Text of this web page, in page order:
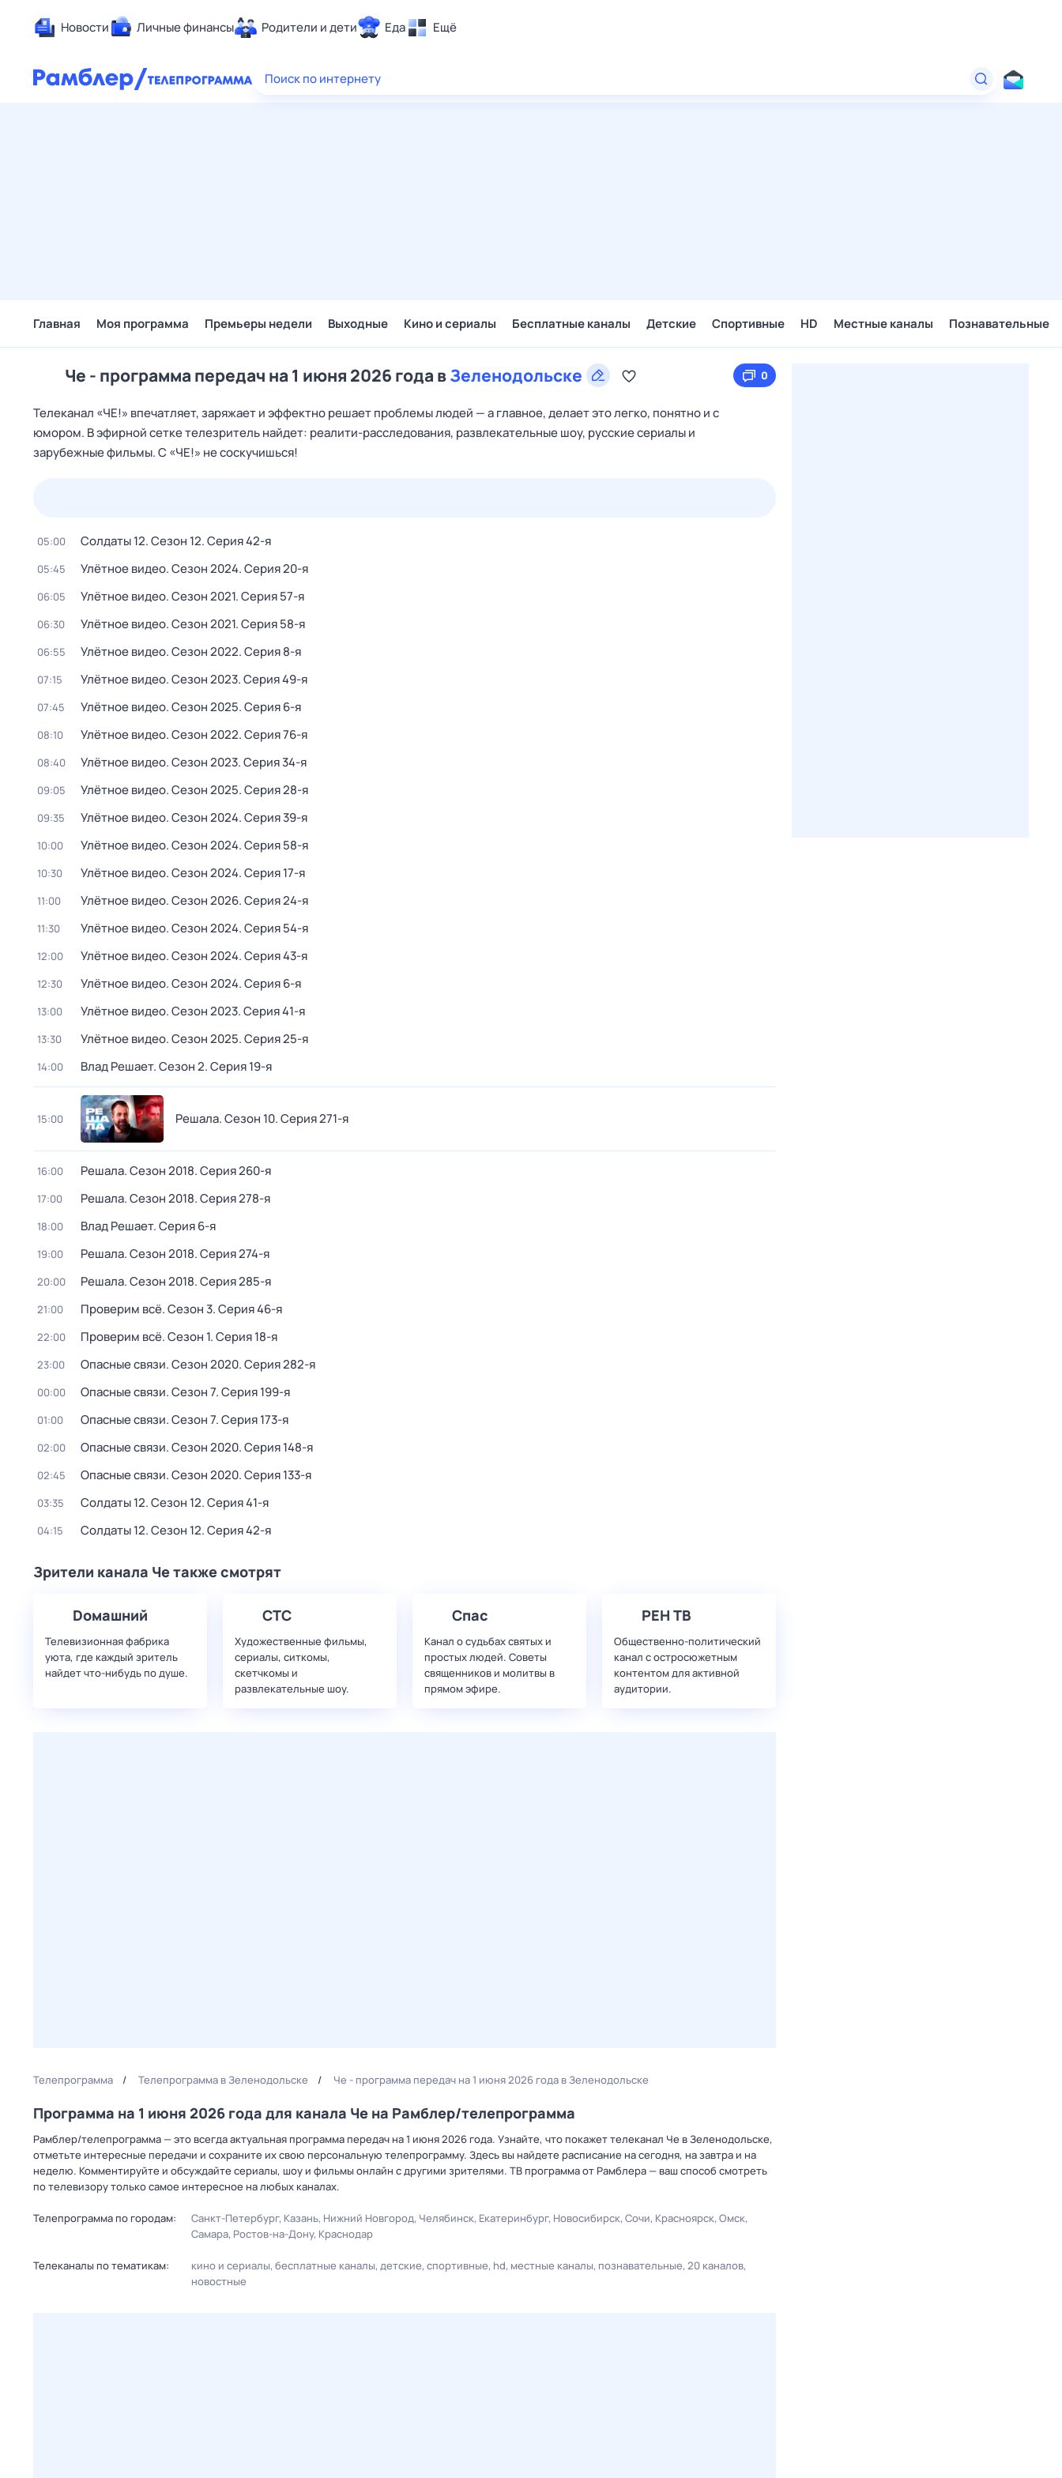
Новости Личные финансы Родители и дети Еда Ещё
Здоровье
Поиск по интернету
Главная Моя программа Премьеры недели Выходные Кино и сериалы Бесплатные каналы Детские Спортивные HD Местные каналы Познавательные
Че - программа передач на 1 июня 2026 года вЗеленодольске 0
Телеканал «ЧЕ!» впечатляет, заряжает и эффектно решает проблемы людей — а главное, делает это легко, понятно и с
юмором. В эфирной сетке телезритель найдет: реалити-расследования, развлекательные шоу, русские сериалы и
зарубежные фильмы. С «ЧЕ!» не соскучишься!
05:00 Солдаты 12. Сезон 12. Серия 42-я
05:45 Улётное видео. Сезон 2024. Серия 20-я
06:05 Улётное видео. Сезон 2021. Серия 57-я
06:30 Улётное видео. Сезон 2021. Серия 58-я
06:55 Улётное видео. Сезон 2022. Серия 8-я
07:15 Улётное видео. Сезон 2023. Серия 49-я
07:45 Улётное видео. Сезон 2025. Серия 6-я
08:10 Улётное видео. Сезон 2022. Серия 76-я
08:40 Улётное видео. Сезон 2023. Серия 34-я
09:05 Улётное видео. Сезон 2025. Серия 28-я
09:35 Улётное видео. Сезон 2024. Серия 39-я
10:00 Улётное видео. Сезон 2024. Серия 58-я
10:30 Улётное видео. Сезон 2024. Серия 17-я
11:00 Улётное видео. Сезон 2026. Серия 24-я
11:30 Улётное видео. Сезон 2024. Серия 54-я
12:00 Улётное видео. Сезон 2024. Серия 43-я
12:30 Улётное видео. Сезон 2024. Серия 6-я
13:00 Улётное видео. Сезон 2023. Серия 41-я
13:30 Улётное видео. Сезон 2025. Серия 25-я
14:00 Влад Решает. Сезон 2. Серия 19-я
15:00 Решала. Сезон 10. Серия 271-я
16:00 Решала. Сезон 2018. Серия 260-я
17:00 Решала. Сезон 2018. Серия 278-я
18:00 Влад Решает. Серия 6-я
19:00 Решала. Сезон 2018. Серия 274-я
20:00 Решала. Сезон 2018. Серия 285-я
21:00 Проверим всё. Сезон 3. Серия 46-я
22:00 Проверим всё. Сезон 1. Серия 18-я
23:00 Опасные связи. Сезон 2020. Серия 282-я
00:00 Опасные связи. Сезон 7. Серия 199-я
01:00 Опасные связи. Сезон 7. Серия 173-я
02:00 Опасные связи. Сезон 2020. Серия 148-я
02:45 Опасные связи. Сезон 2020. Серия 133-я
03:35 Солдаты 12. Сезон 12. Серия 41-я
04:15 Солдаты 12. Сезон 12. Серия 42-я
Зрители канала Че также смотрят
Dомашний
Телевизионная фабрика
уюта, где каждый зритель
найдет что‑нибудь по душе.
СТС
Художественные фильмы,
сериалы, ситкомы,
скетчкомы и
развлекательные шоу.
Спас
Канал о судьбах святых и
простых людей. Советы
священников и молитвы в
прямом эфире.
РЕН ТВ
Общественно-политический
канал с остросюжетным
контентом для активной
аудитории.
Телепрограмма Телепрограмма в Зеленодольске Че - программа передач на 1 июня 2026 года в Зеленодольске
Программа на 1 июня 2026 года для канала Че на Рамблер/телепрограмма
Рамблер/телепрограмма — это всегда актуальная программа передач на 1 июня 2026 года. Узнайте, что покажет телеканал Че в Зеленодольске,
отметьте интересные передачи и сохраните их свою персональную телепрограмму. Здесь вы найдете расписание на сегодня, на завтра и на
неделю. Комментируйте и обсуждайте сериалы, шоу и фильмы онлайн с другими зрителями. ТВ программа от Рамблера — ваш способ смотреть
по телевизору только самое интересное на любых каналах.
Телепрограмма по городам: Санкт-Петербург Казань Нижний Новгород Челябинск Екатеринбург Новосибирск Сочи Красноярск Омск
Самара Ростов-на-Дону Краснодар
Телеканалы по тематикам: кино и сериалы бесплатные каналы детские спортивные hd местные каналы познавательные 20 каналов
новостные